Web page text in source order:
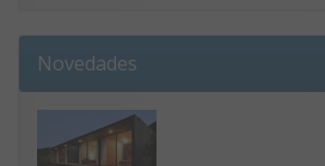
Novedades